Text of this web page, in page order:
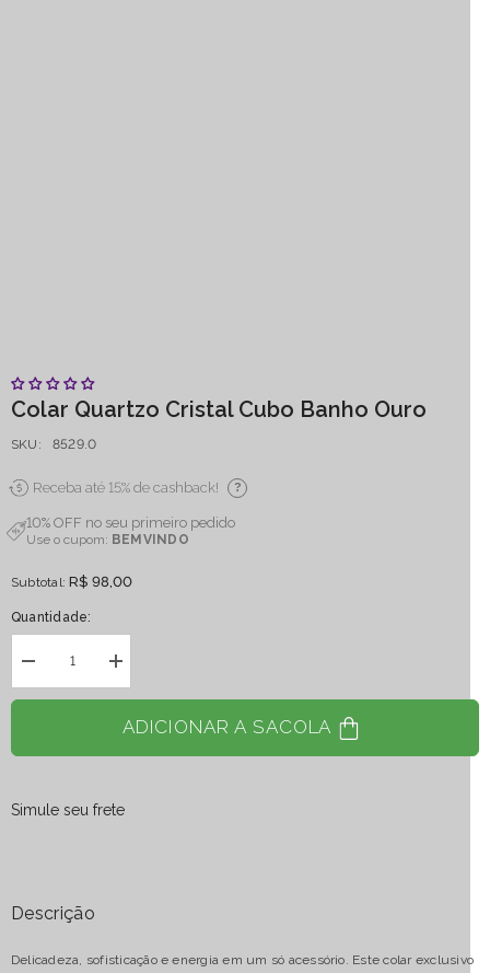
Colar Quartzo Cristal Cubo Banho Ouro
SKU: 8529.0
Receba até 15% de cashback! ?
10% OFF no seu primeiro pedido
Use o cupom: BEMVINDO
Subtotal: R$ 98,00
Quantidade:
Diminuir
quantidade
para
Aumentar
quantidade
para
Colar
Quartzo
ADICIONAR A SACOLA
Simule seu frete
Descrição
Delicadeza, sofisticação e energia em um só acessório. Este colar exclusivo